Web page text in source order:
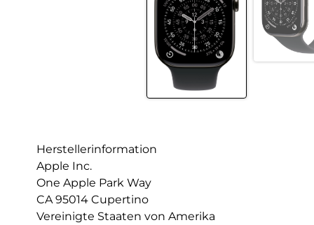
Herstellerinformation
Apple Inc.
One Apple Park Way
CA 95014 Cupertino
Vereinigte Staaten von Amerika